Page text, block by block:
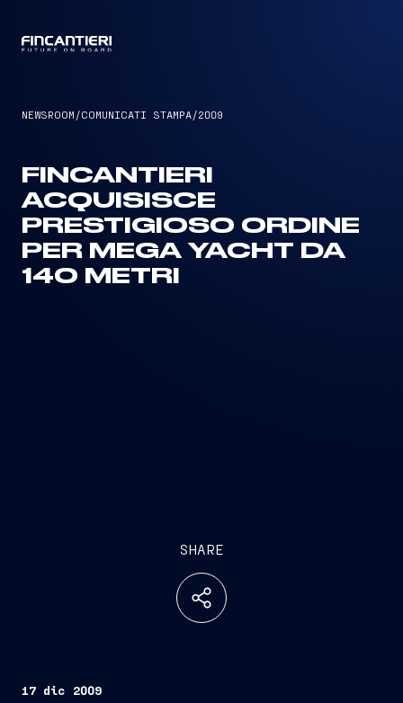
NEWSROOM /COMUNICATI STAMPA/2009
FINCANTIERI
ACQUISISCE
PRESTIGIOSO ORDINE
PER MEGA YACHT DA
140 METRI
SHARE
17 dic 2009